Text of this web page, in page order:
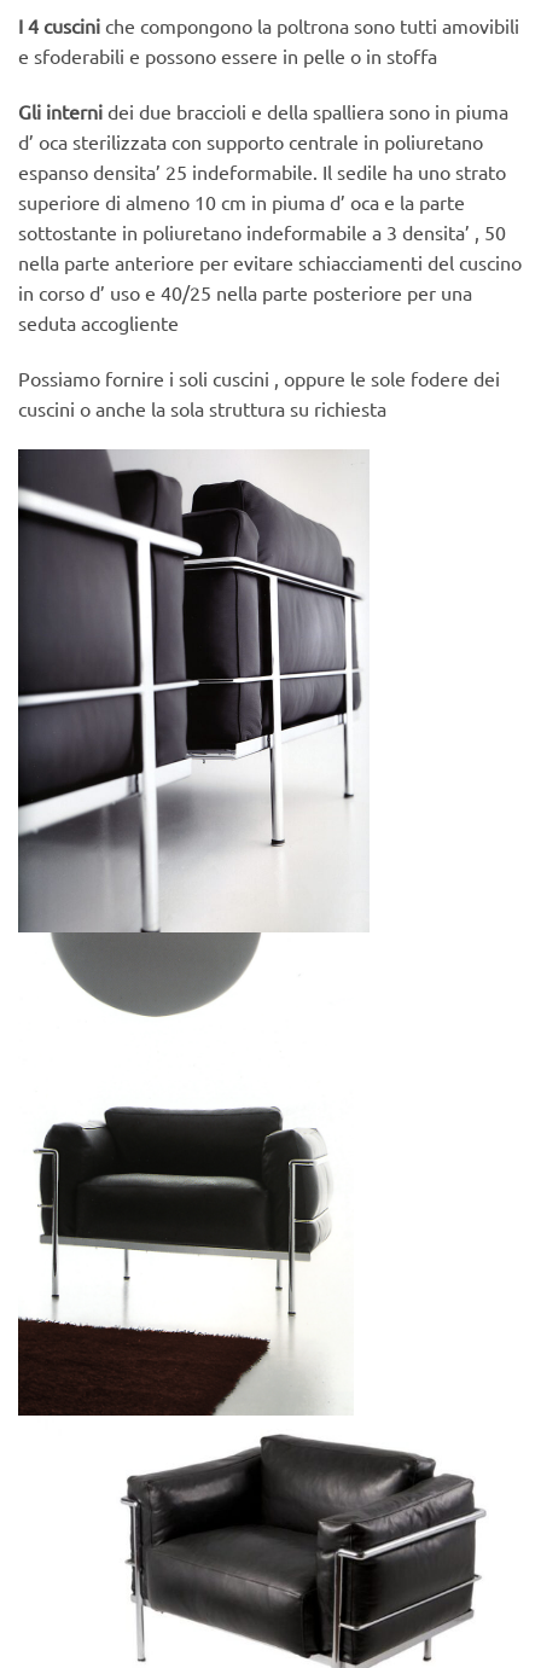
I 4 cuscini che compongono la poltrona sono tutti amovibili
e sfoderabili e possono essere in pelle o in stoffa
Gli interni dei due braccioli e della spalliera sono in piuma
d’ oca sterilizzata con supporto centrale in poliuretano
espanso densita’ 25 indeformabile. Il sedile ha uno strato
superiore di almeno 10 cm in piuma d’ oca e la parte
sottostante in poliuretano indeformabile a 3 densita’ , 50
nella parte anteriore per evitare schiacciamenti del cuscino
in corso d’ uso e 40/25 nella parte posteriore per una
seduta accogliente
Possiamo fornire i soli cuscini , oppure le sole fodere dei
cuscini o anche la sola struttura su richiesta